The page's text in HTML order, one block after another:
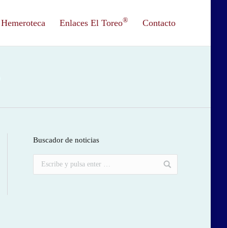
Hemeroteca Enlaces El Toreo® Contacto
Buscador de noticias